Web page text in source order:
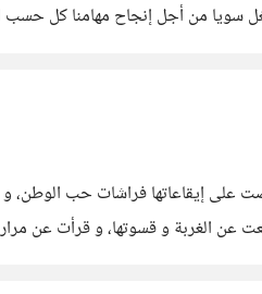
نكمل بعضنا البعض، و نشتغل سويا من
على إيقاعاتها فراشات حب الوطن،
عن الغربة و قسوتها، و قرأت عن